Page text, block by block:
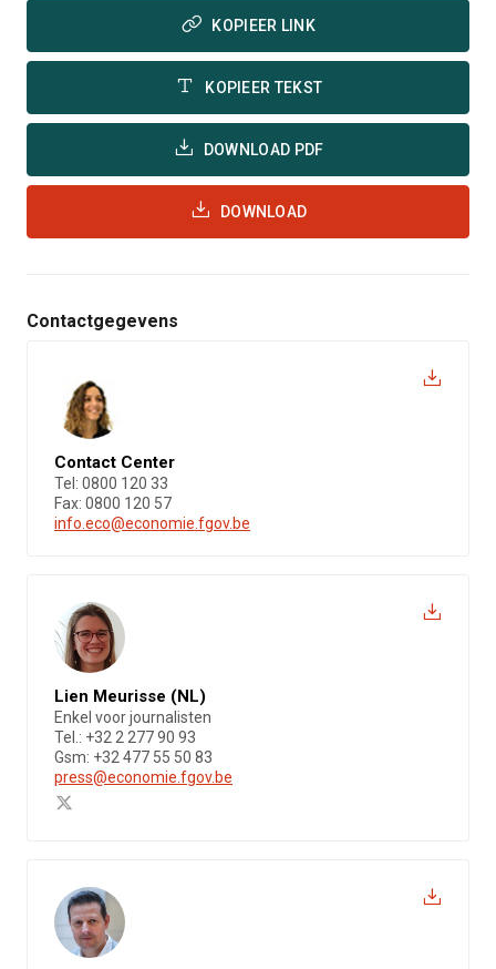
KOPIEER LINK
KOPIEER TEKST
DOWNLOAD PDF
DOWNLOAD
Contactgegevens
Contact Center
Tel: 0800 120 33
Fax: 0800 120 57
info.eco@economie.fgov.be
Lien Meurisse (NL)
Enkel voor journalisten
Tel.: +32 2 277 90 93
Gsm: +32 477 55 50 83
press@economie.fgov.be